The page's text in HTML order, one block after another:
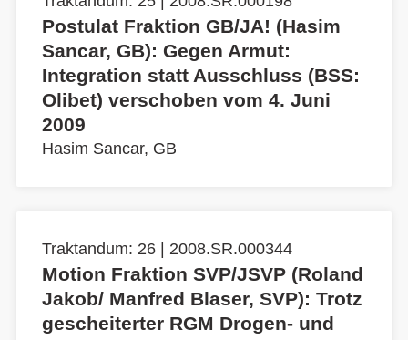
Postulat Fraktion GB/JA! (Hasim
Sancar, GB): Gegen Armut:
Integration statt Ausschluss (BSS:
Olibet) verschoben vom 4. Juni
2009
Hasim Sancar, GB
Traktandum: 26 | 2008.SR.000344
Motion Fraktion SVP/JSVP (Roland
Jakob/ Manfred Blaser, SVP): Trotz
gescheiterter RGM Drogen- und